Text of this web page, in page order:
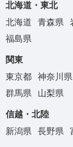
北海道・東北
北海道
青森県
福島県
関東
東京都
神奈川県
群馬県
山梨県
信越・北陸
新潟県
長野県